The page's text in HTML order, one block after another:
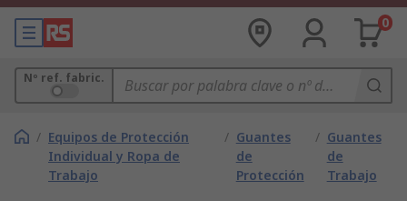
0
Nº ref. fabric.
/ Equipos de Protección
Individual y Ropa de
Trabajo
/ Guantes
de
Protección
/ Guantes
de
Trabajo